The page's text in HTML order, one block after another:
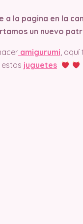
a la pagina en la
un nuevo
amigurumi ,
juguetes